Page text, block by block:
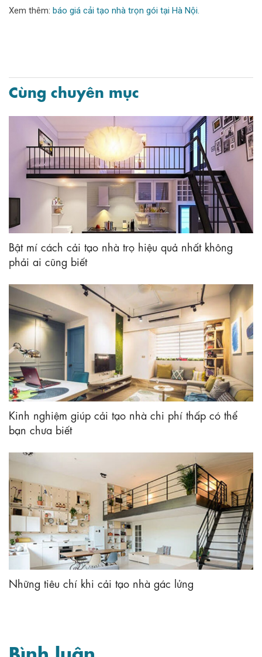
Xem thêm: báo giá cải tạo nhà trọn gói tại Hà Nội.
Cùng chuyên mục
Bật mí cách cải tạo nhà trọ hiệu quả nhất không
phải ai cũng biết
Kinh nghiệm giúp cải tạo nhà chi phí thấp có thể
bạn chưa biết
Những tiêu chí khi cải tạo nhà gác lửng
Bình luận